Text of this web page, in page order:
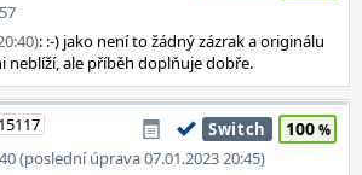
: :-) jako není to žádný zázrak a originálu
neblíží, ale příběh doplňuje dobře.
15117
(poslední úprava 07.01.2023 20:45)
Switch 100